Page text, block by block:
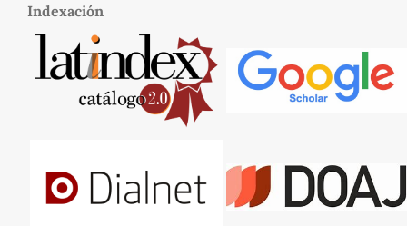
Indexación